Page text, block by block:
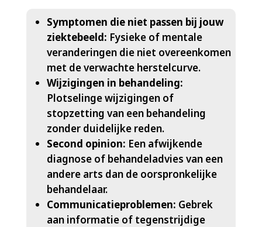
Symptomen die niet passen bij jouw
ziektebeeld: Fysieke of mentale
veranderingen die niet overeenkomen
met de verwachte herstelcurve.​
Wijzigingen in behandeling:
Plotselinge wijzigingen of
stopzetting van een behandeling
zonder duidelijke reden.​
Second opinion: Een afwijkende
diagnose of behandeladvies van een
andere arts dan de oorspronkelijke
behandelaar.​
Communicatieproblemen: Gebrek
aan informatie of tegenstrijdige